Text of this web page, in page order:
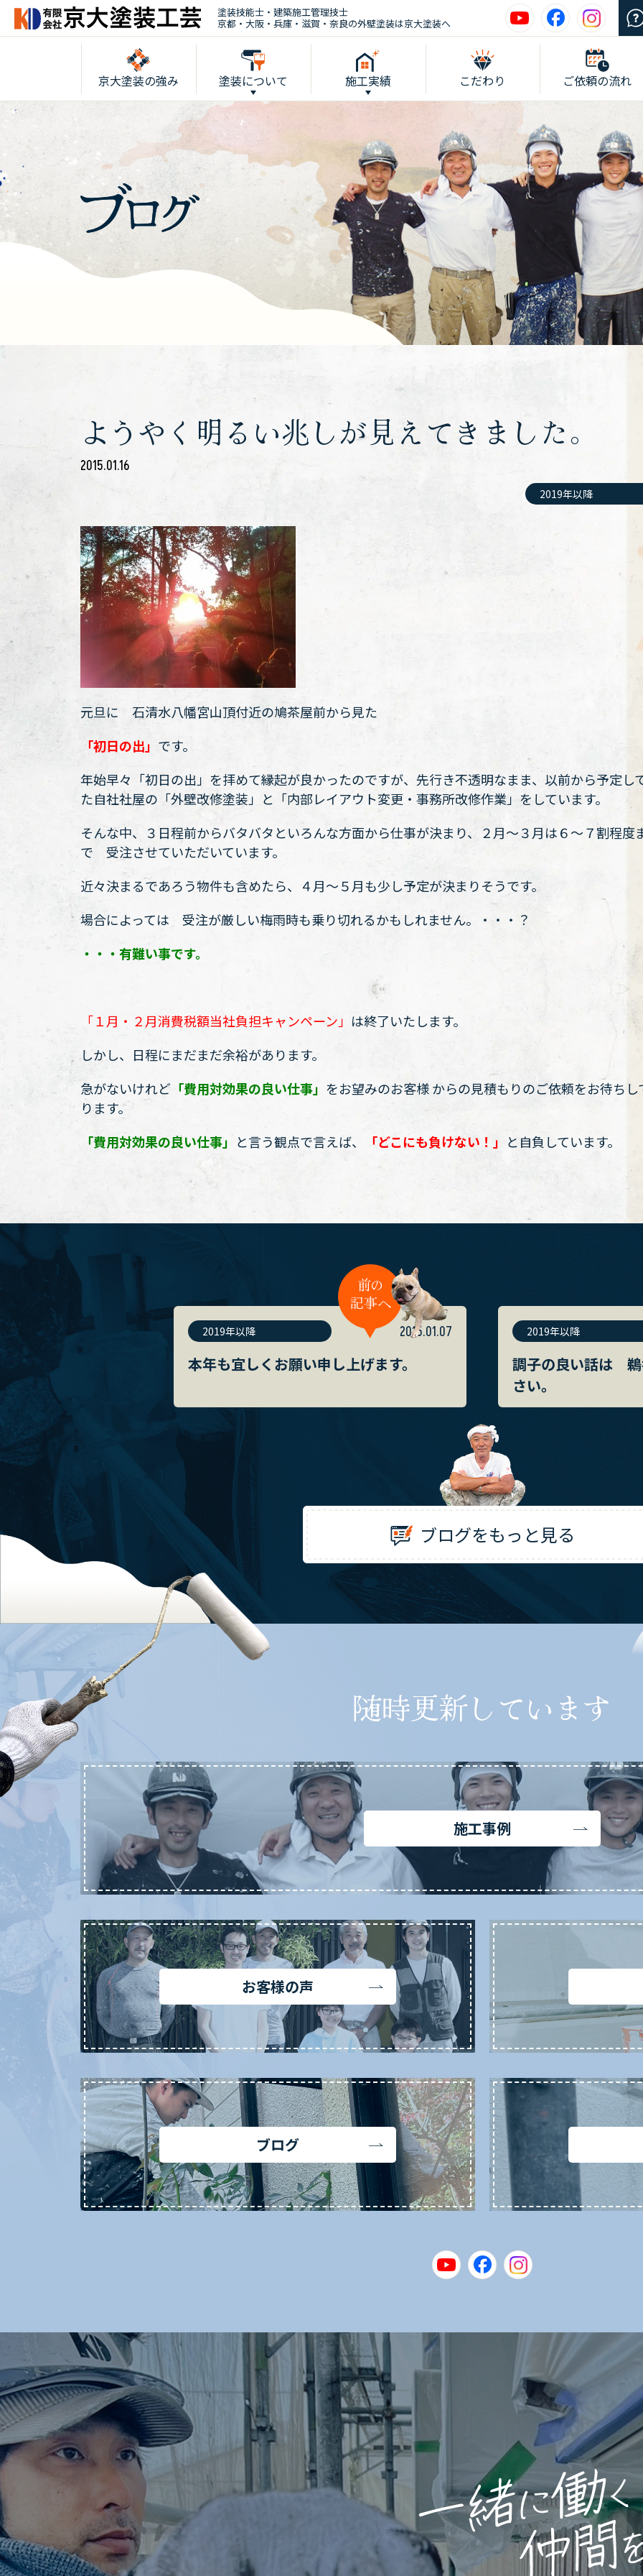
塗装技能士・建築施工管理技士
京都・大阪・兵庫・滋賀・奈良の外壁塗装は京大塗装へ
京大塗装の強み 塗装について 施工実績 こだわり ご依頼の流れ
ようやく明るい兆しが見えてきました。
2015.01.16
2019年以降
元旦に 石清水八幡宮山頂付近の鳩茶屋前から見た
「初日の出」 です。
年始早々「初日の出」を拝めて縁起が良かったのですが、先行き不透明なまま、以前から予定し
た自社社屋の「外壁改修塗装」と「内部レイアウト変更・事務所改修作業」をしています。
そんな中、３日程前からバタバタといろんな方面から仕事が決まり、２月〜３月は６〜７割程度
で 受注させていただいています。
近々決まるであろう物件も含めたら、４月〜５月も少し予定が決まりそうです。
場合によっては 受注が厳しい梅雨時も乗り切れるかもしれません。・・・？
・・・有難い事です。
「１月・２月消費税額当社負担キャンペーン」 は終了いたします。
しかし、日程にまだまだ余裕があります。
急がないけれど 「費用対効果の良い仕事」 をお望みのお客様 からの見積もりのご依頼をお待ちし
ります。
「費用対効果の良い仕事」 と言う観点で言えば、 「どこにも負けない！」 と自負しています。
2019年以降 2015.01.07
本年も宜しくお願い申し上げます。
2019年以降
調子の良い話は 鵜
さい。
ブログをもっと見る
随時更新しています
施工事例
お客様の声
ブログ